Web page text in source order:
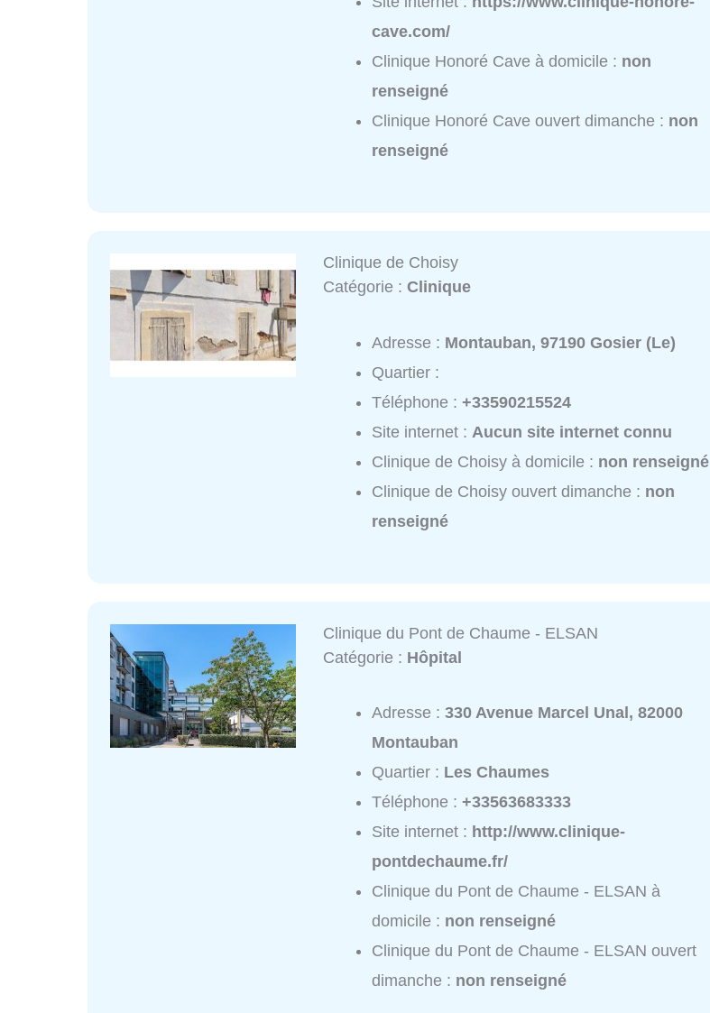
cave.com/
Clinique Honoré Cave à domicile : non
renseigné
Clinique Honoré Cave ouvert dimanche : non
renseigné
Clinique de Choisy
Catégorie :Clinique
Adresse : Montauban, 97190 Gosier (Le)
Quartier :
Téléphone :+33590215524
Site internet : Aucun site internet connu
Clinique de Choisy à domicile : non renseigné
Clinique de Choisy ouvert dimanche : non
renseigné
Clinique du Pont de Chaume - ELSAN
Catégorie : Hôpital
Adresse :330 Avenue Marcel Unal, 82000
Montauban
Quartier : Les Chaumes
Téléphone :+33563683333
Site internet : http://www.clinique-
pontdechaume.fr/
Clinique du Pont de Chaume - ELSAN à
domicile : non renseigné
Clinique du Pont de Chaume - ELSAN ouvert
dimanche : non renseigné